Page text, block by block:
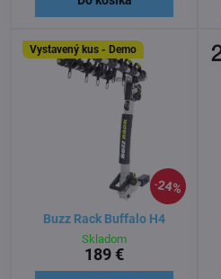
24%
Vystavený kus - Demo
Buzz Rack Buffalo H4
Skladom
189 €